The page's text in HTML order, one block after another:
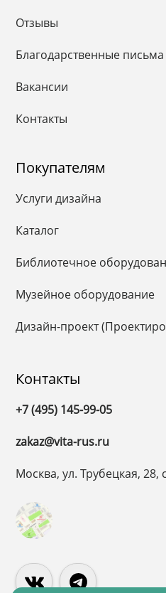
Отзывы
Благодарственные письма
Вакансии
Контакты
Покупателям
Услуги дизайна
Каталог
Библиотечное
Музейное оборудование
Дизайн-проект
Контакты
+7 (495) 145-99-05
zakaz@vita-rus.ru
Москва, ул. Трубецкая, 28,